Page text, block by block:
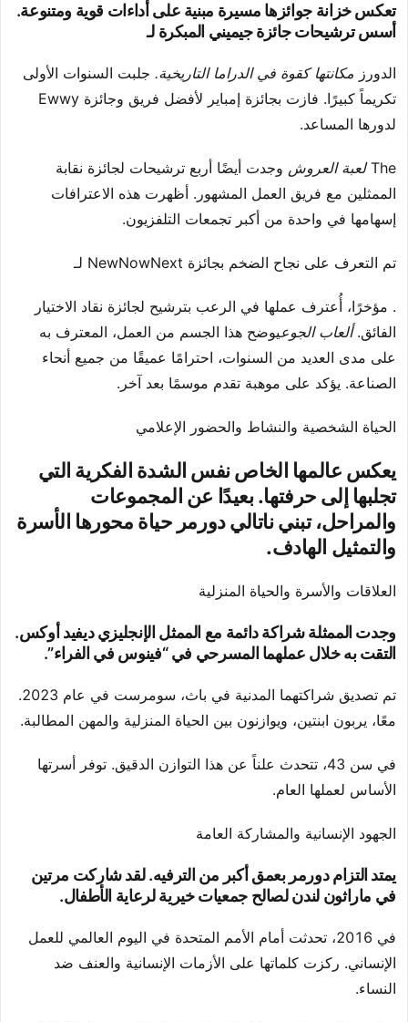
تعكس خزانة جوائزها مسيرة مبنية على أداءات قوية ومتنوعة.
أسس ترشيحات جائزة جيميني المبكرة لـ
الدورز مكانتها كقوة في الدراما التاريخية. جلبت السنوات الأولى
تكريماً كبيرًا. فازت بجائزة إمباير لأفضل فريق وجائزة Ewwy
لدورها المساعد.
The لعبة العروش وجدت أيضًا أربع ترشيحات لجائزة نقابة
الممثلين مع فريق العمل المشهور. أظهرت هذه الاعترافات
إسهامها في واحدة من أكبر تجمعات التلفزيون.
تم التعرف على نجاح الضخم بجائزة NewNowNext لـ
. مؤخرًا، أُعترف عملها في الرعب بترشيح لجائزة نقاد الاختيار
الفائق.ألعاب الجوعيوضح هذا الجسم من العمل، المعترف به
على مدى العديد من السنوات، احترامًا عميقًا من جميع أنحاء
الصناعة. يؤكد على موهبة تقدم موسمًا بعد آخر.
الحياة الشخصية والنشاط والحضور الإعلامي
يعكس عالمها الخاص نفس الشدة الفكرية التي
تجلبها إلى حرفتها. بعيدًا عن المجموعات
والمراحل، تبني ناتالي دورمر حياة محورها الأسرة
والتمثيل الهادف.
العلاقات والأسرة والحياة المنزلية
وجدت الممثلة شراكة دائمة مع الممثل الإنجليزي ديفيد أوكس.
التقت به خلال عملهما المسرحي في “فينوس في الفراء”.
تم تصديق شراكتهما المدنية في باث، سومرست في عام 2023.
معًا، يربون ابنتين، ويوازنون بين الحياة المنزلية والمهن المطالبة.
في سن 43، تتحدث علناً عن هذا التوازن الدقيق. توفر أسرتها
الأساس لعملها العام.
الجهود الإنسانية والمشاركة العامة
يمتد التزام دورمر بعمق أكبر من الترفيه. لقد شاركت مرتين
في ماراثون لندن لصالح جمعيات خيرية لرعاية الأطفال.
في 2016، تحدثت أمام الأمم المتحدة في اليوم العالمي للعمل
الإنساني. ركزت كلماتها على الأزمات الإنسانية والعنف ضد
النساء.